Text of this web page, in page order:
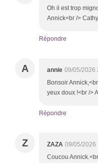
Oh il est trop
Annick<br /> Cathy
Répondre
A annie 09/05/2026
Bonsoir
yeux doux !<br />
Répondre
Z ZAZA 09/05/2026
Coucou